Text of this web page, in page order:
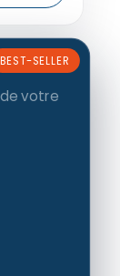
BEST-SELLER
votre